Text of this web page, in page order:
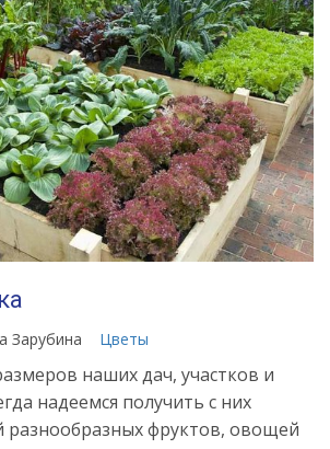
Зарубина Цветы
наших дач, участков и
надеемся получить с них
фруктов, овощей